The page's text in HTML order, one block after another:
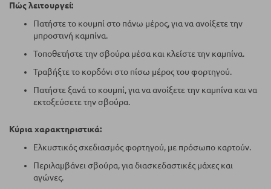
Πώς λειτουργεί:
Πατήστε το κουμπί στο πάνω μέρος, για να ανοίξετε την
μπροστινή καμπίνα.
Τοποθετήστε την σβούρα μέσα και κλείστε την καμπίνα.
Τραβήξτε το κορδόνι στο πίσω μέρος του φορτηγού.
Πατήστε ξανά το κουμπί, για να ανοίξετε την καμπίνα και να
εκτοξεύσετε την σβούρα.
Κύρια χαρακτηριστικά:
Ελκυστικός σχεδιασμός φορτηγού, με πρόσωπο καρτούν.
Περιλαμβάνει σβούρα, για διασκεδαστικές μάχες και
αγώνες.